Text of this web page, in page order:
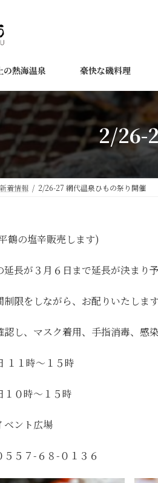
の熱海温泉 豪快な磯料理
2/26-
新着情報 2/26-27 網代温泉ひもの祭り開催
鶴の塩辛販売します)
延長が３月６日まで延長が決ま
限をしながら、お配りいたしま
し、マスク着用、手指消毒、感
１１時〜１５時
１０時〜１５時
ベント広場
５７-６８-０１３６